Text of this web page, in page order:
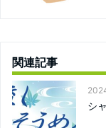
関連記事
シ